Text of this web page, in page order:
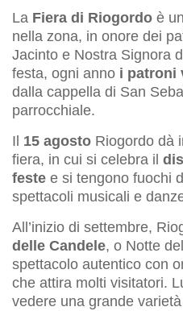
La Fiera di Riogordo è
nella zona, in onore dei
Jacinto e Nostra Signora
festa, ogni anno i patroni
dalla cappella di San
parrocchiale.
Il 15 agosto Riogordo dà
fiera, in cui si celebra il
feste e si tengono fuochi
spettacoli musicali e
All’inizio di settembre,
delle Candele, o Notte
spettacolo autentico con
che attira molti visitatori.
vedere una grande